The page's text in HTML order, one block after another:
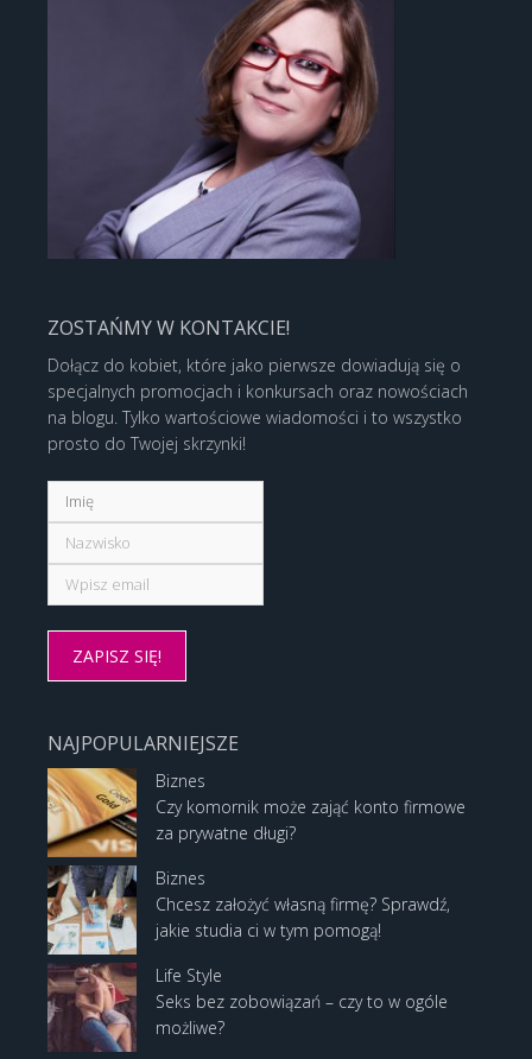
ZOSTAŃMY W KONTAKCIE!
Dołącz do kobiet, które jako pierwsze dowiadują się o
specjalnych promocjach i konkursach oraz nowościach
na blogu. Tylko wartościowe wiadomości i to wszystko
prosto do Twojej skrzynki!
NAJPOPULARNIEJSZE
Biznes
Czy komornik może zająć konto firmowe
za prywatne długi?
Biznes
Chcesz założyć własną firmę? Sprawdź,
jakie studia ci w tym pomogą!
Life Style
Seks bez zobowiązań – czy to w ogóle
możliwe?